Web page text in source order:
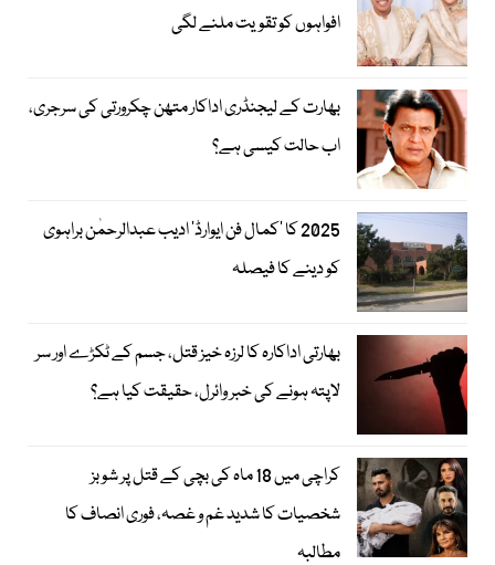
افواہوں کو تقویت ملنے لگی
بھارت کے لیجنڈری اداکار متھن چکرورتی کی سرجری،
اب حالت کیسی ہے؟
2025 کا ’کمال فن ایوارڈ‘ ادیب عبدالرحمٰن براہوی
کو دینے کا فیصلہ
بھارتی اداکارہ کا لرزہ خیز قتل، جسم کے ٹکڑے اور سر
لاپتہ ہونے کی خبر وائرل، حقیقت کیا ہے؟
کراچی میں 18 ماہ کی بچی کے قتل پر شوبز
شخصیات کا شدید غم و غصہ، فوری انصاف کا
مطالبہ